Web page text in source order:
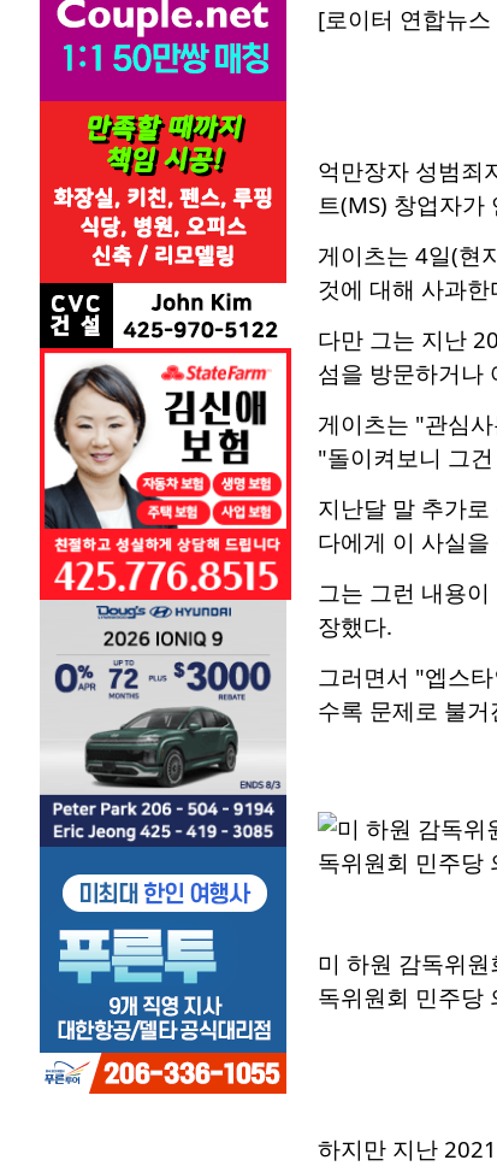
[로이터 연합뉴
억만장자 성범죄
트(MS) 창업자가
게이츠는 4일(현
것에 대해 사과
다만 그는 지난
섬을 방문하거나
게이츠는 "관심
"돌이켜보니 그
지난달 말 추가
다에게 이 사실
그는 그런 내용
장했다.
그러면서 "엡스
수록 문제로 불
미 하원 감독위
독위원회 민주당
하지만 지난